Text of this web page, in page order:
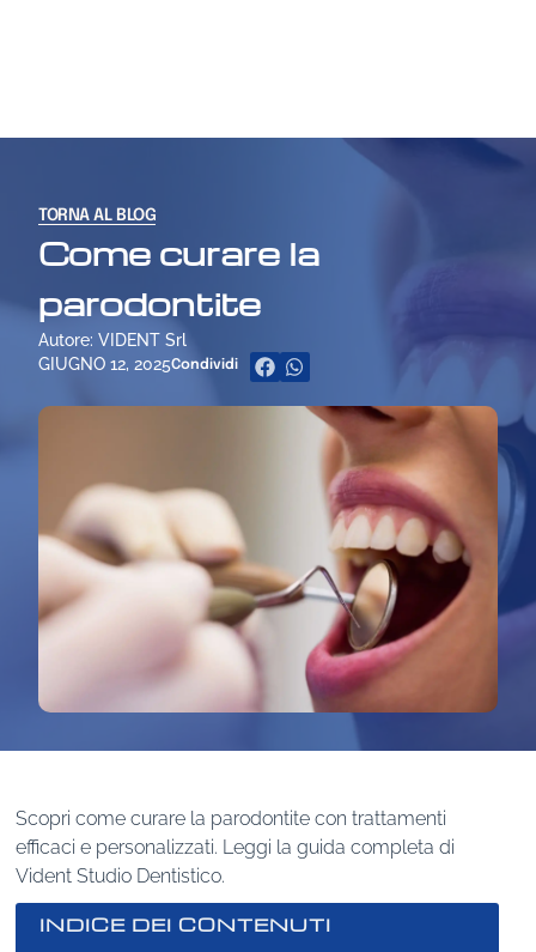
TORNA AL BLOG
Come curare la
parodontite
Autore: VIDENT Srl
GIUGNO 12, 2025Condividi
Scopri come curare la parodontite con trattamenti
efficaci e personalizzati. Leggi la guida completa di
Vident Studio Dentistico.
INDICE DEI CONTENUTI